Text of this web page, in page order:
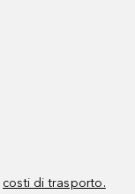
costi di trasporto.